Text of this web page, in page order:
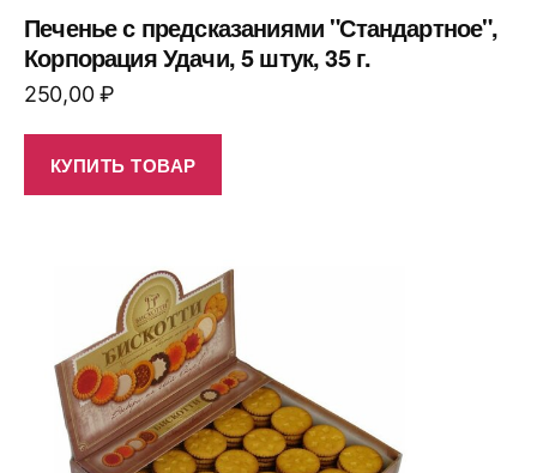
Печенье с предсказаниями "Стандартное",
Корпорация Удачи, 5 штук, 35 г.
250,00₽
КУПИТЬ ТОВАР